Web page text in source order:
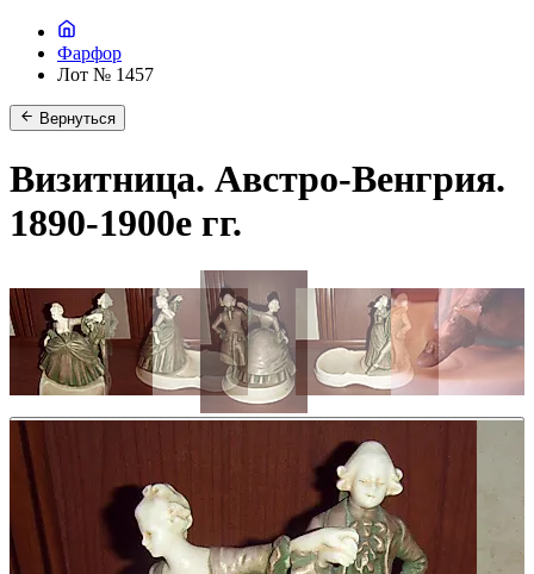
Фарфор
Лот № 1457
Вернуться
Визитница. Австро-Венгрия.
1890-1900е гг.